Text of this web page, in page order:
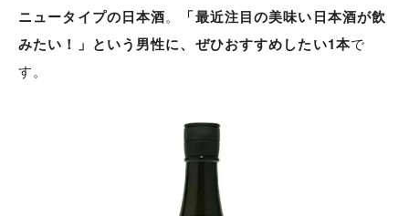
ニュータイプの日本酒。
「最近注目の美味い日本酒が飲
みたい！」という男性に、ぜひおすすめしたい1本で
す。